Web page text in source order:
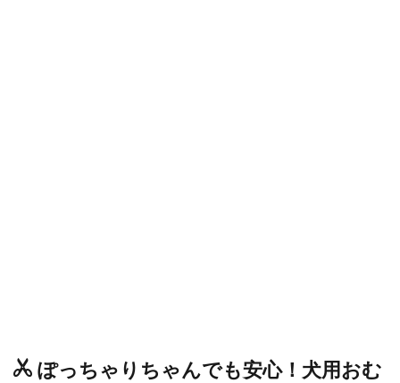
ぽっちゃりちゃんでも安心！犬用おむ